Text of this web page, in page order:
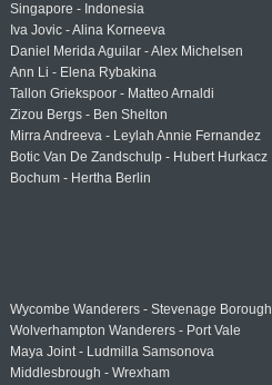
Singapore - Indonesia
Iva Jovic - Alina Korneeva
Daniel Merida Aguilar - Alex Michelsen
Ann Li - Elena Rybakina
Tallon Griekspoor - Matteo Arnaldi
Zizou Bergs - Ben Shelton
Mirra Andreeva - Leylah Annie Fernandez
Botic Van De Zandschulp - Hubert Hurkacz
Bochum - Hertha Berlin
Wycombe Wanderers - Stevenage Borough
Wolverhampton Wanderers - Port Vale
Maya Joint - Ludmilla Samsonova
Middlesbrough - Wrexham